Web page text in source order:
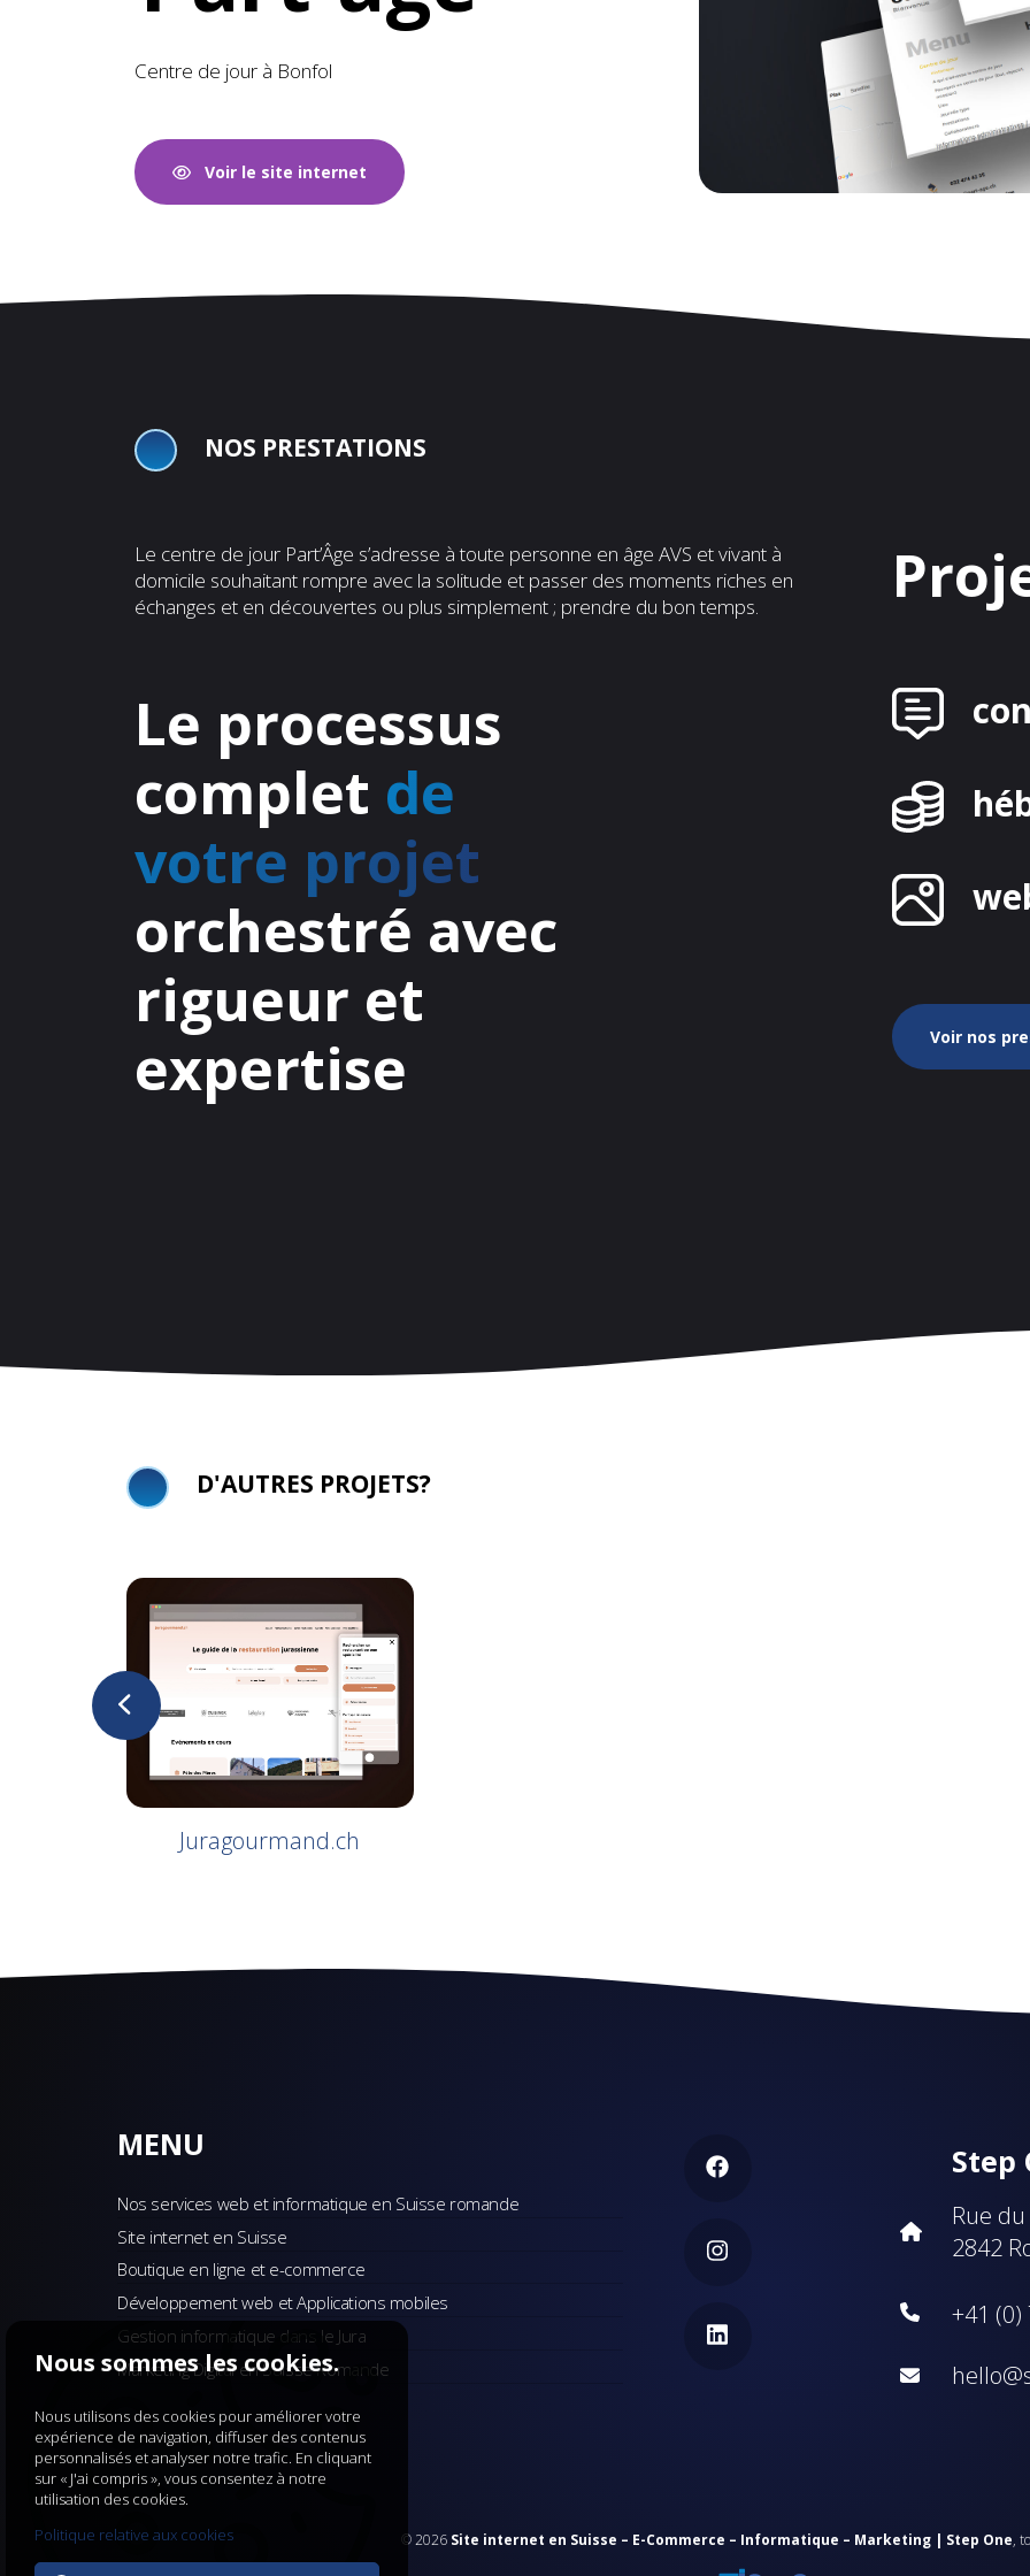
Centre de jour à Bonfol
Voir le site internet
NOS PRESTATIONS
Le centre de jour Part’Âge s’adresse à toute personne en âge AVS et vivant à
domicile souhaitant rompre avec la solitude et passer des moments riches en
échanges et en découvertes ou plus simplement ; prendre du bon temps.
Le processus
complet de
votre projet
orchestré avec
rigueur et
expertise
Voir nos
D'AUTRES PROJETS?
Juragourmand.ch
MENU
Nos services web et informatique en Suisse romande
Site internet en Suisse
Boutique en ligne et e-commerce
Développement web et Applications mobiles
Gestion informatique dans le Jura
Marketing Digital en Suisse Romande
Step
Rue
2842
+41 (0)
© 2026 Site internet en Suisse – E-Commerce – Informatique – Marketing | Step One,
Nous sommes les cookies.
Nous utilisons des cookies pour améliorer votre
expérience de navigation, diffuser des contenus
personnalisés et analyser notre trafic. En cliquant
sur « J'ai compris », vous consentez à notre
utilisation des cookies.
Politique relative aux cookies